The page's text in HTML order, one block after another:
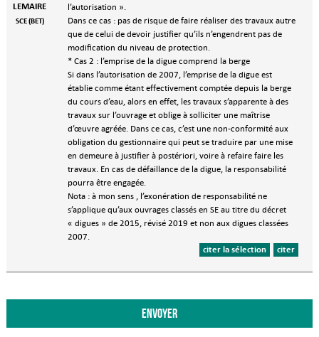
LEMAIRE
SCE (BET)
l’autorisation ».
Dans ce cas : pas de risque de faire réaliser des travaux autre
que de celui de devoir justifier qu’ils n’engendrent pas de
modification du niveau de protection.
* Cas 2 : l’emprise de la digue comprend la berge
Si dans l’autorisation de 2007, l’emprise de la digue est
établie comme étant effectivement comptée depuis la berge
du cours d’eau, alors en effet, les travaux s’apparente à des
travaux sur l’ouvrage et oblige à solliciter une maîtrise
d’œuvre agréée. Dans ce cas, c’est une non-conformité aux
obligation du gestionnaire qui peut se traduire par une mise
en demeure à justifier à postériori, voire à refaire faire les
travaux. En cas de défaillance de la digue, la responsabilité
pourra être engagée.
Nota : à mon sens , l’exonération de responsabilité ne
s’applique qu’aux ouvrages classés en SE au titre du décret
« digues » de 2015, révisé 2019 et non aux digues classées
2007.
citer
citer la sélection